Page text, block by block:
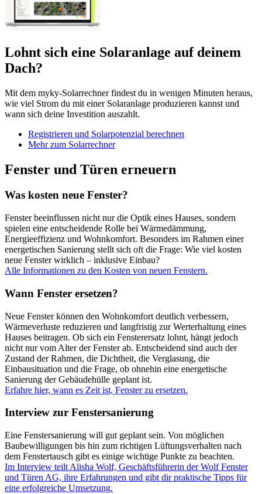
Lohnt sich eine Solaranlage auf deinem
Dach?
Mit dem myky-Solarrechner findest du in wenigen Minuten heraus,
wie viel Strom du mit einer Solaranlage produzieren kannst und
wann sich deine Investition auszahlt.
Registrieren und Solarpotenzial berechnen
Mehr zum Solarrechner
Fenster und Türen erneuern
Was kosten neue Fenster?
Fenster beeinflussen nicht nur die Optik eines Hauses, sondern
spielen eine entscheidende Rolle bei Wärmedämmung,
Energieeffizienz und Wohnkomfort. Besonders im Rahmen einer
energetischen Sanierung stellt sich oft die Frage: Wie viel kosten
neue Fenster wirklich – inklusive Einbau?
Alle Informationen zu den Kosten von neuen Fenstern.
Wann Fenster ersetzen?
Neue Fenster können den Wohnkomfort deutlich verbessern,
Wärmeverluste reduzieren und langfristig zur Werterhaltung eines
Hauses beitragen. Ob sich ein Fensterersatz lohnt, hängt jedoch
nicht nur vom Alter der Fenster ab. Entscheidend sind auch der
Zustand der Rahmen, die Dichtheit, die Verglasung, die
Einbausituation und die Frage, ob ohnehin eine energetische
Sanierung der Gebäudehülle geplant ist.
Erfahre hier, wann es Zeit ist, Fenster zu ersetzen.
Interview zur Fenstersanierung
Eine Fenstersanierung will gut geplant sein. Von möglichen
Baubewilligungen bis hin zum richtigen Lüftungsverhalten nach
dem Fenstertausch gibt es einige wichtige Punkte zu beachten.
Im Interview teilt Alisha Wolf, Geschäftsführerin der Wolf Fenster
und Türen AG, ihre Erfahrungen und gibt dir praktische Tipps für
eine erfolgreiche Umsetzung.